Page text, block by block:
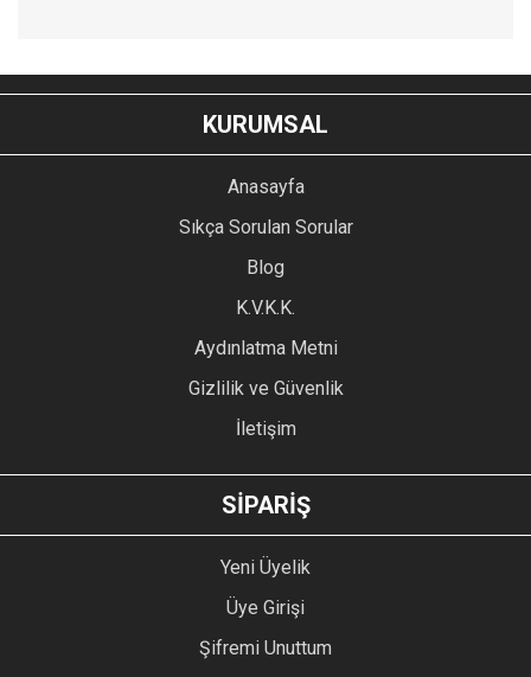
YORUM YAZ
Bu ürünün fiyat bilgisi, resim, ürün açıklamalarında ve diğer
konularda yetersiz gördüğünüz noktaları öneri formunu
kullanarak tarafımıza iletebilirsiniz.
Ürün resmi kalitesiz, bozuk veya görüntülenemiyor.
Ürün açıklamasında eksik bilgiler bulunuyor.
Ürün bilgilerinde hatalar bulunuyor.
Ürün fiyatı diğer sitelerden daha pahalı.
GÖNDER
KURUMSAL
Anasayfa
Sıkça Sorulan Sorular
Blog
K.V.K.K.
Aydınlatma Metni
Gizlilik ve Güvenlik
İletişim
SİPARİŞ
Yeni Üyelik
Üye Girişi
Şifremi Unuttum